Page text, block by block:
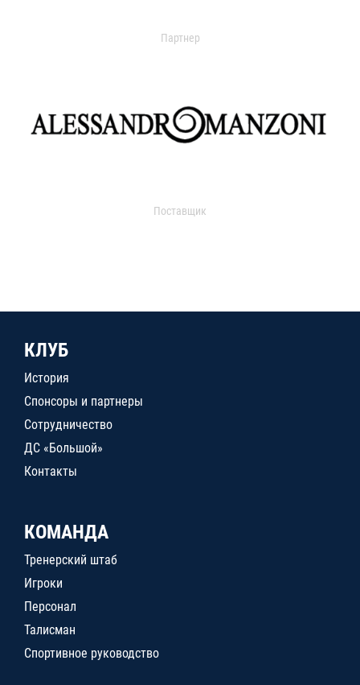
Партнер
Поставщик
КЛУБ
История
Спонсоры и партнеры
Сотрудничество
ДС «Большой»
Контакты
КОМАНДА
Тренерский штаб
Игроки
Персонал
Талисман
Спортивное руководство